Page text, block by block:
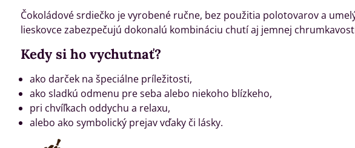
Čokoládové srdiečko je vyrobené ručne, bez použitia polotovarov a
lieskovce zabezpečujú dokonalú kombináciu chutí aj jemnej
Kedy si ho vychutnať?
ako darček na špeciálne príležitosti,
ako sladkú odmenu pre seba alebo niekoho blízkeho,
pri chvíľkach oddychu a relaxu,
alebo ako symbolický prejav vďaky či lásky.